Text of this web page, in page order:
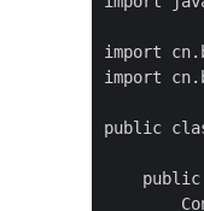
import
import
public